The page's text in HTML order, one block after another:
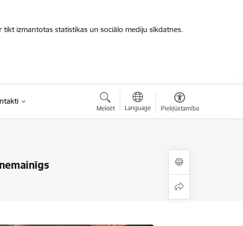
izmantotas statistikas un sociālo mediju sīkdatnes.
Meklēt Language Piekļūstamība